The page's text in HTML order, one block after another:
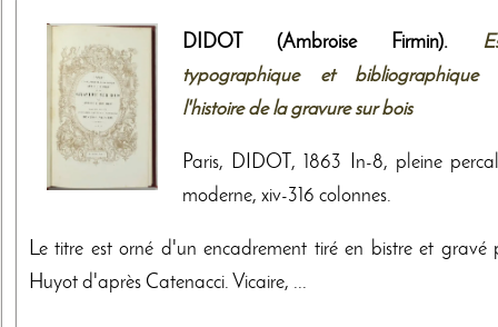
DIDOT (Ambroise Firmin).
typographique et bibliographique
l'histoire de la gravure sur bois
Paris, DIDOT, 1863 In-8, pleine
moderne, xiv-316 colonnes.
Le titre est orné d'un encadrement tiré en bistre et gravé
Huyot d'après Catenacci. Vicaire, ...